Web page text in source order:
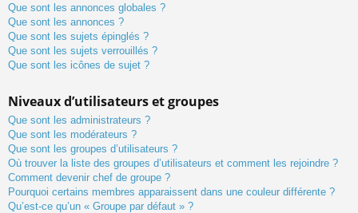
Que sont les annonces globales ?
Que sont les annonces ?
Que sont les sujets épinglés ?
Que sont les sujets verrouillés ?
Que sont les icônes de sujet ?
Niveaux d’utilisateurs et groupes
Que sont les administrateurs ?
Que sont les modérateurs ?
Que sont les groupes d’utilisateurs ?
Où trouver la liste des groupes d’utilisateurs et comment les rejoindre ?
Comment devenir chef de groupe ?
Pourquoi certains membres apparaissent dans une couleur différente ?
Qu’est-ce qu’un « Groupe par défaut » ?